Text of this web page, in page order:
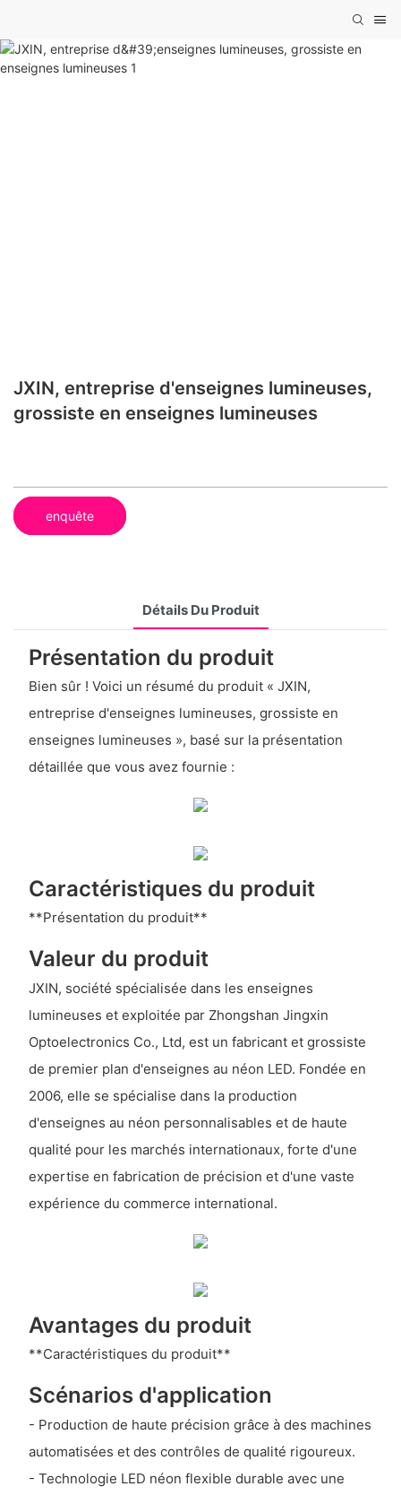
JXIN, entreprise d'enseignes lumineuses,
grossiste en enseignes lumineuses
enquête
Détails Du Produit
Présentation du produit
Bien sûr ! Voici un résumé du produit « JXIN,
entreprise d'enseignes lumineuses, grossiste en
enseignes lumineuses », basé sur la présentation
détaillée que vous avez fournie :
Caractéristiques du produit
**Présentation du produit**
Valeur du produit
JXIN, société spécialisée dans les enseignes
lumineuses et exploitée par Zhongshan Jingxin
Optoelectronics Co., Ltd, est un fabricant et grossiste
de premier plan d'enseignes au néon LED. Fondée en
2006, elle se spécialise dans la production
d'enseignes au néon personnalisables et de haute
qualité pour les marchés internationaux, forte d'une
expertise en fabrication de précision et d'une vaste
expérience du commerce international.
Avantages du produit
**Caractéristiques du produit**
Scénarios d'application
- Production de haute précision grâce à des machines
automatisées et des contrôles de qualité rigoureux.
- Technologie LED néon flexible durable avec une